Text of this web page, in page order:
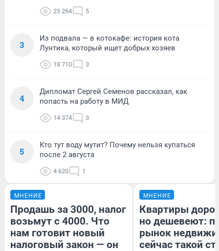
25 264 5
3
Из подвала — в котокафе: история кота
Лунтика, который ищет добрых хозяев
18 710 3
4
Дипломат Сергей Семенов рассказал, как
попасть на работу в МИД
14 374 3
5
Кто тут воду мутит? Почему нельзя купаться
после 2 августа
4 620 1
МНЕНИЕ
Продашь за 3000, налог
возьмут с 4000. Что
нам готовит новый
налоговый закон — он
МНЕНИЕ
Квартиры
но дешевеют:
рынок
сейчас такой